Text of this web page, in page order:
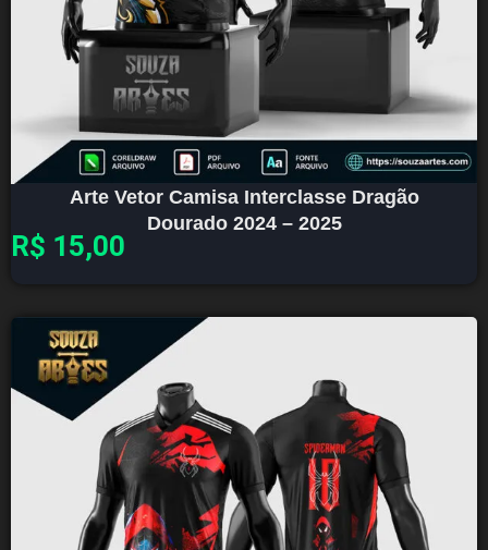
Arte Vetor Camisa Interclasse Dragão
Dourado 2024 – 2025
R$ 15,00